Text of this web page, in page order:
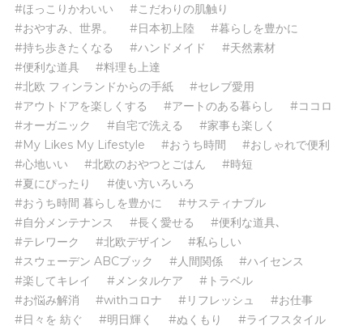
#ほっこりかわいい
#こだわりの肌触り
#おやすみ、世界。
#日本初上陸
#暮らしを豊かに
#持ち歩きたくなる
#ハンドメイド
#天然素材
#便利な道具
#料理も上達
#北欧 フィンランドからの手紙
#セレブ愛用
#アウトドアを楽しくする
#アートのある暮らし
#ココロ
#オーガニック
#自宅で洗える
#家事も楽しく
#My Likes My Lifestyle
#おうち時間
#おしゃれで便利
#心地いい
#北欧のおやつとごはん
#時短
#夏にぴったり
#使い方いろいろ
#おうち時間 暮らしを豊かに
#サスティナブル
#自分メンテナンス
#長く愛せる
#便利な道具､
#テレワーク
#北欧デザイン
#私らしい
#スウェーデン ABCブック
#人間関係
#ハイセンス
#楽してキレイ
#メンタルケア
#トラベル
#お悩み解消
#withコロナ #リフレッシュ
#お仕事
#日々を 紡ぐ
#明日輝く #ぬくもり
#ライフスタイル